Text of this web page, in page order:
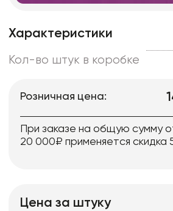
Характеристики
Кол-во штук в коробке
Розничная цена:
При заказе на общую сумму
20 000₽ применяется скидка
Цена за штуку